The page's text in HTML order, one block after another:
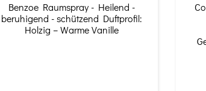
Benzoe Raumspray - Heilend -
beruhigend - schützend Duftprofil:
Holzig – Warme Vanille